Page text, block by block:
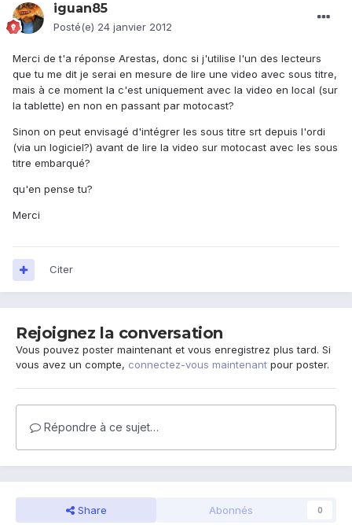
iguan85
Posté(e) 24 janvier 2012
Merci de t'a réponse Arestas, donc si j'utilise l'un des lecteurs
que tu me dit je serai en mesure de lire une video avec sous titre,
mais à ce moment la c'est uniquement avec la video en local (sur
la tablette) en non en passant par motocast?
Sinon on peut envisagé d'intégrer les sous titre srt depuis l'ordi
(via un logiciel?) avant de lire la video sur motocast avec les sous
titre embarqué?
qu'en pense tu?
Merci
Citer
Rejoignez la conversation
Vous pouvez poster maintenant et vous enregistrez plus tard. Si
vous avez un compte, connectez-vous maintenant pour poster.
Répondre à ce sujet…
Share Abonnés 0